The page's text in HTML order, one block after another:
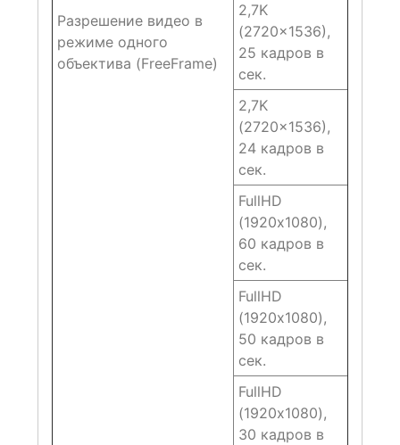
Разрешение видео в
режиме одного
объектива (FreeFrame)
2,7K
(2720×1536),
25 кадров в
сек.
2,7K
(2720×1536),
24 кадров в
сек.
FullHD
(1920х1080),
60 кадров в
сек.
FullHD
(1920х1080),
50 кадров в
сек.
FullHD
(1920х1080),
30 кадров в